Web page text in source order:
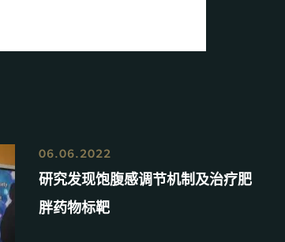
06.06.2022
研究发现饱腹感调节机制及治疗肥
胖药物标靶